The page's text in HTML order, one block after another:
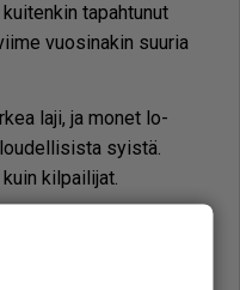
ta­pah­tu­nut
vuo­si­na­kin suu­ria
laji, ja mo­net lo­
syis­tä.
kil­pai­li­jat.
suu­ri mää­rä pie­niä